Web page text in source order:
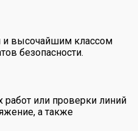
и высочайшим классом
безопасности.
работ или проверки линий
а также